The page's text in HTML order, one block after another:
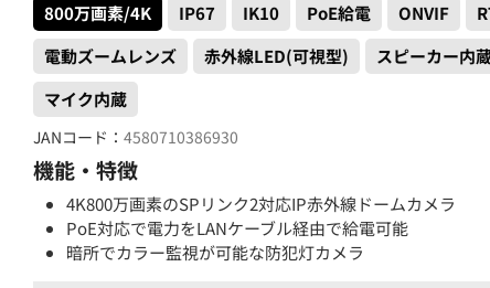
800万画素/4K
IP67 IK10 PoE給電 ONVIF
電動ズームレンズ
赤外線LED(可視型) スピーカー内
マイク内蔵
JANコード： 4580710386930
機能・特徴
4K800万画素のSPリンク2対応IP赤外線ドームカメラ
PoE対応で電力をLANケーブル経由で給電可能
暗所でカラー監視が可能な防犯灯カメラ